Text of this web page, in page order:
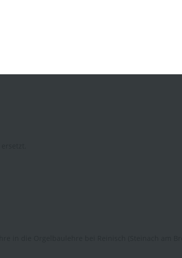
in die Orgelbaulehre bei Reinisch (Steinach am